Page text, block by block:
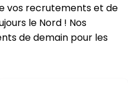
vos recrutements et de
le Nord ! Nos
de demain pour les